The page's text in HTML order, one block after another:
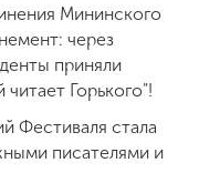
Мининского
через
приняли
Горького"!
Фестиваля стала
писателями и